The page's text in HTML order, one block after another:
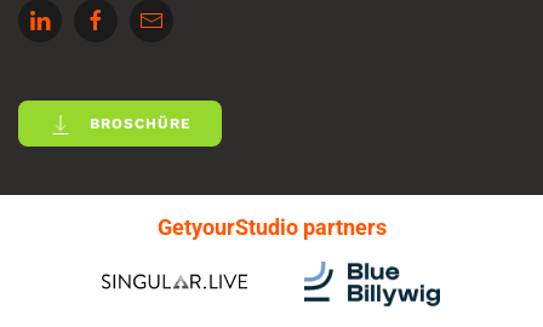
BROSCHÜRE
GetyourStudio partners